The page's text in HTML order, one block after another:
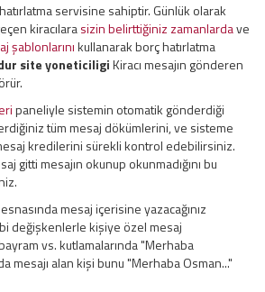
servisine sahiptir. Günlük olarak
kiracılarasizin belirttiğiniz zamanlardave
şablonlarınıkullanarak borç hatırlatma
site yoneticiligiKiracı mesajın gönderen
paneliyle sistemin otomatik gönderdiği
tüm mesaj dökümlerini, ve sisteme
kredilerini sürekli kontrol edebilirsiniz.
gitti mesajın okunup okunmadığını bu
mesaj içerisine yazacağınız
değişkenlerle kişiye özel mesaj
vs. kutlamalarında "Merhaba
mesajı alan kişi bunu "Merhaba Osman..."